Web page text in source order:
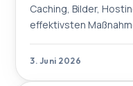
Caching, Bilder,
effektivsten
3. Juni 2026